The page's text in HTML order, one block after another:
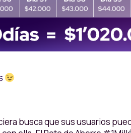
busca que sus usuarios